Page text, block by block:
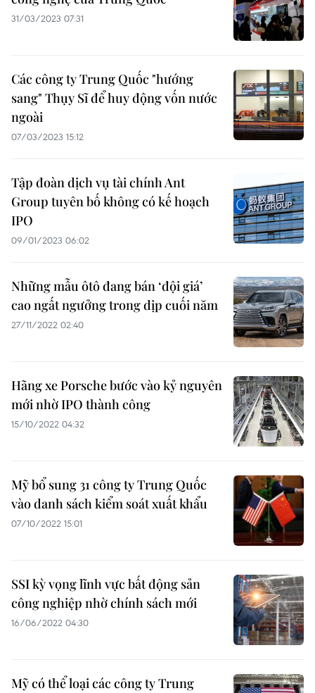
31/03/2023 07:31
Các công ty Trung Quốc "hướng
sang" Thụy Sĩ để huy động vốn nước
ngoài
07/03/2023 15:12
Tập đoàn dịch vụ tài chính Ant
Group tuyên bố không có kế hoạch
IPO
09/01/2023 06:02
Những mẫu ôtô đang bán ‘đội giá’
cao ngất ngưởng trong dịp cuối năm
27/11/2022 02:40
Hãng xe Porsche bước vào kỷ nguyên
mới nhờ IPO thành công
15/10/2022 04:32
Mỹ bổ sung 31 công ty Trung Quốc
vào danh sách kiểm soát xuất khẩu
07/10/2022 15:01
SSI kỳ vọng lĩnh vực bất động sản
công nghiệp nhờ chính sách mới
16/06/2022 04:30
Mỹ có thể loại các công ty Trung